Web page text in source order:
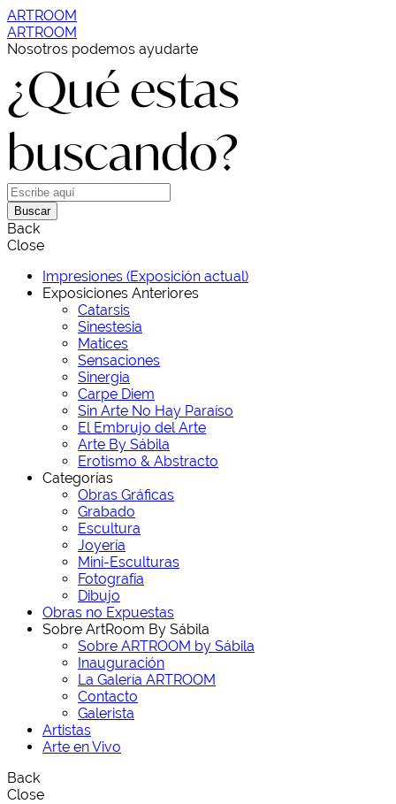
ARTROOM
ARTROOM
Nosotros podemos ayudarte
¿Qué estas
buscando?
Buscar
Back
Close
Impresiones (Exposición actual)
Exposiciones Anteriores
Catarsis
Sinestesia
Matices
Sensaciones
Sinergia
Carpe Diem
Sin Arte No Hay Paraíso
El Embrujo del Arte
Arte By Sábila
Erotismo & Abstracto
Categorías
Obras Gráficas
Grabado
Escultura
Joyería
Mini-Esculturas
Fotografía
Dibujo
Obras no Expuestas
Sobre ArtRoom By Sábila
Sobre ARTROOM by Sábila
Inauguración
La Galería ARTROOM
Contacto
Galerista
Artistas
Arte en Vivo
Back
Close